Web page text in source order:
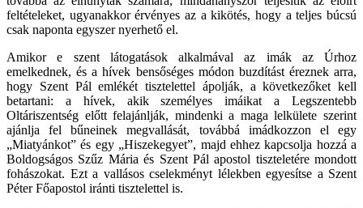
feltételeket, ugyanakkor érvényes az a kikötés, hogy a teljes búcsú
csak naponta egyszer nyerhető el.
Amikor e szent látogatások alkalmával az imák az Úrhoz
emelkednek, és a hívek bensőséges módon buzdítást éreznek arra,
hogy Szent Pál emlékét tisztelettel ápolják, a következőket kell
betartani: a hívek, akik személyes imáikat a Legszentebb
Oltáriszentség előtt felajánlják, mindenki a maga lelkülete szerint
ajánlja fel bűneinek megvallását, továbbá imádkozzon el egy
„Miatyánkot” és egy „Hiszekegyet”, majd ehhez kapcsolja hozzá a
Boldogságos Szűz Mária és Szent Pál apostol tiszteletére mondott
fohászokat. Ezt a vallásos cselekményt lélekben egyesítse a Szent
Péter Főapostol iránti tisztelettel is.